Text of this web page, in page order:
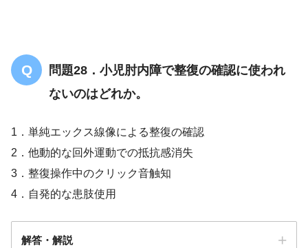
問題28．小児肘内障で整復の確認に使われ
ないのはどれか。
1．単純エックス線像による整復の確認
2．他動的な回外運動での抵抗感消失
3．整復操作中のクリック音触知
4．自発的な患肢使用
解答・解説